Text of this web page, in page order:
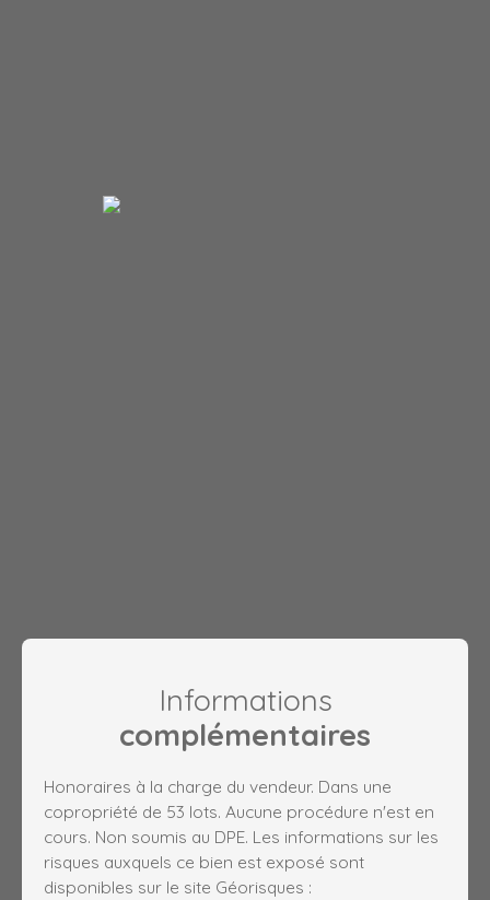
Informations
complémentaires
Honoraires à la charge du vendeur. Dans une
copropriété de 53 lots. Aucune procédure n'est en
cours. Non soumis au DPE. Les informations sur les
risques auxquels ce bien est exposé sont
disponibles sur le site Géorisques :